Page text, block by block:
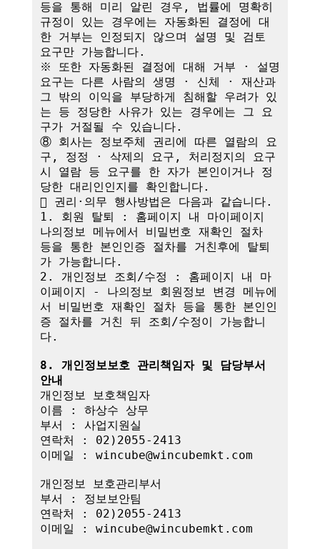
등을 통해 미리 알린 경우, 법률에 명확히
규정이 있는 경우에는 자동화된 결정에 대
한 거부는 인정되지 않으며 설명 및 검토
요구만 가능합니다.
※ 또한 자동화된 결정에 대해 거부 · 설명
요구는 다른 사람의 생명 · 신체 · 재산과
그 밖의 이익을 부당하게 침해할 우려가 있
는 등 정당한 사유가 있는 경우에는 그 요
구가 거절될 수 있습니다.
⑧ 회사는 정보주체 권리에 따른 열람의 요
구, 정정 · 삭제의 요구, 처리정지의 요구
시 열람 등 요구를 한 자가 본인이거나 정
당한 대리인인지를 확인합니다.
 권리·의무 행사방법은 다음과 같습니다.
1. 회원 탈퇴 : 홈페이지 내 마이페이지
나의정보 메뉴에서 비밀번호 재확인 절차
등을 통한 본인인증 절차를 거친후에 탈퇴
가 가능합니다.
2. 개인정보 조회/수정 : 홈페이지 내 마
이페이지 - 나의정보 회원정보 변경 메뉴에
서 비밀번호 재확인 절차 등을 통한 본인인
증 절차를 거친 뒤 조회/수정이 가능합니
다.
8. 개인정보보호 관리책임자 및 담당부서
안내
개인정보 보호책임자
이름 : 하상수 상무
부서 : 사업지원실
연락처 : 02)2055-2413
이메일 : wincube@wincubemkt.com
개인정보 보호관리부서
부서 : 정보보안팀
연락처 : 02)2055-2413
이메일 : wincube@wincubemkt.com